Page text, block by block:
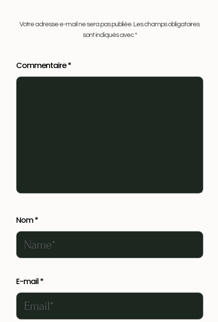
Votre adresse e-mail ne sera pas publiée. Les champs obligatoires
sont indiqués avec*
Commentaire*
Nom*
E-mail*